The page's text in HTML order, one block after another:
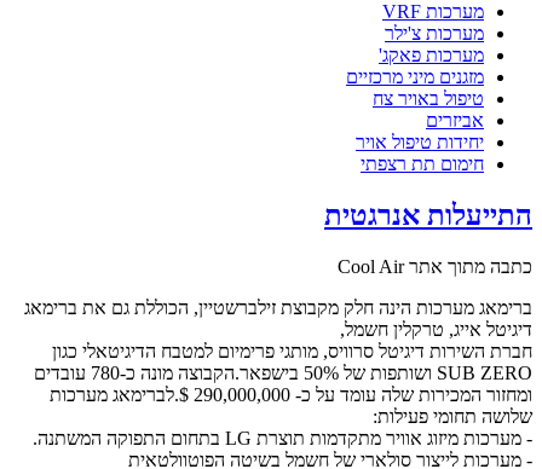
מערכות VRF
מערכות צ'ילר
מערכות פאקג'
מזגנים מיני מרכזיים
טיפול באויר צח
אביזרים
יחידות טיפול אויר
חימום תת רצפתי
התייעלות אנרגטית
כתבה מתוך אתר Cool Air
ברימאג מערכות הינה חלק מקבוצת זילברשטיין, הכוללת גם את ברימאג
דיגיטל אייג, טרקלין חשמל,
חברת השירות דיגיטל סרוויס, מותגי פרימיום למטבח הדיגיטאלי כגון
SUB ZERO ושותפות של 50% בישפאר.הקבוצה מונה כ-780 עובדים
ומחזור המכירות שלה עומד על כ- 290,000,000 $.לברימאג מערכות
שלושה תחומי פעילות:
- מערכות מיזוג אוויר מתקדמות תוצרת LG בתחום התפוקה המשתנה.
- מערכות לייצור סולארי של חשמל בשיטה הפוטוולטאית